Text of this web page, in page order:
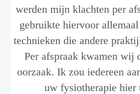
werden mijn klachten per
gebruikte hiervoor
technieken die andere
Per afspraak kwamen wij
oorzaak. Ik zou iedereen
uw fysiotherapie hier